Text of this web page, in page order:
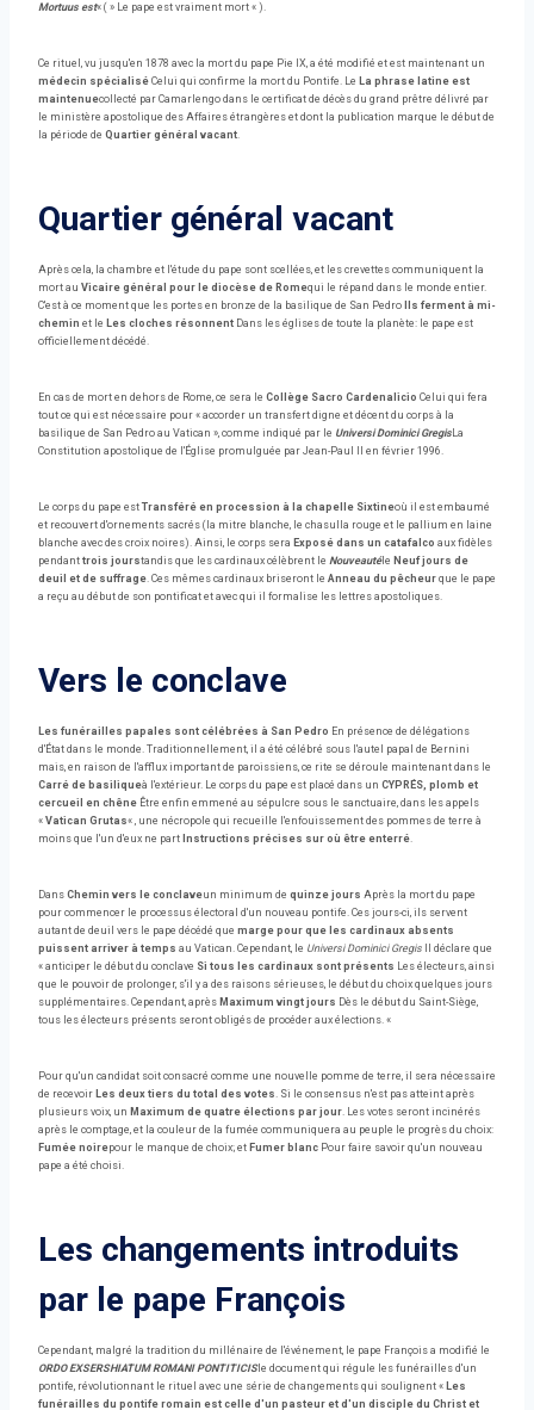
Mortuus est« ( » Le pape est vraiment mort « ).
Ce rituel, vu jusqu'en 1878 avec la mort du pape Pie IX, a été modifié et est maintenant un
médecin spécialisé Celui qui confirme la mort du Pontife. Le La phrase latine est
maintenuecollecté par Camarlengo dans le certificat de décès du grand prêtre délivré par
le ministère apostolique des Affaires étrangères et dont la publication marque le début de
la période de Quartier général vacant.
Quartier général vacant
Après cela, la chambre et l'étude du pape sont scellées, et les crevettes communiquent la
mort au Vicaire général pour le diocèse de Romequi le répand dans le monde entier.
C'est à ce moment que les portes en bronze de la basilique de San Pedro
Ils ferment à mi-
chemin et le Les cloches résonnent Dans les églises de toute la planète: le pape est
officiellement décédé.
En cas de mort en dehors de Rome, ce sera le Collège Sacro Cardenalicio Celui qui fera
tout ce qui est nécessaire pour « accorder un transfert digne et décent du corps à la
basilique de San Pedro au Vatican », comme indiqué par le Universi Dominici GregisLa
Constitution apostolique de l'Église promulguée par Jean-Paul II en février 1996.
Le corps du pape estTransféré en procession à la chapelle Sixtineoù il est embaumé
et recouvert d'ornements sacrés (la mitre blanche, le chasulla rouge et le pallium en laine
blanche avec des croix noires). Ainsi, le corps sera Exposé dans un catafalco aux fidèles
pendant trois jourstandis que les cardinaux célèbrent le Nouveautéle Neuf jours de
deuil et de suffrage. Ces mêmes cardinaux briseront le Anneau du pêcheur que le pape
a reçu au début de son pontificat et avec qui il formalise les lettres apostoliques.
Vers le conclave
Les funérailles papales sont célébrées à San Pedro En présence de délégations
d'État dans le monde. Traditionnellement, il a été célébré sous l'autel papal de Bernini
mais, en raison de l'afflux important de paroissiens, ce rite se déroule maintenant dans le
Carré de basiliqueà l'extérieur. Le corps du pape est placé dans un CYPRÉS, plomb et
cercueil en chêne Être enfin emmené au sépulcre sous le sanctuaire, dans les appels
« Vatican Grutas« , une nécropole qui recueille l'enfouissement des pommes de terre à
moins que l'un d'eux ne part Instructions précises sur où être enterré.
Dans Chemin vers le conclaveun minimum de quinze jours Après la mort du pape
pour commencer le processus électoral d'un nouveau pontife. Ces jours-ci, ils servent
autant de deuil vers le pape décédé que marge pour que les cardinaux absents
puissent arriver à temps au Vatican. Cependant, le Universi Dominici Gregis Il déclare que
« anticiper le début du conclave Si tous les cardinaux sont présents Les électeurs, ainsi
que le pouvoir de prolonger, s'il y a des raisons sérieuses, le début du choix quelques jours
supplémentaires. Cependant, après Maximum vingt jours Dès le début du Saint-Siège,
tous les électeurs présents seront obligés de procéder aux élections. «
Pour qu'un candidat soit consacré comme une nouvelle pomme de terre, il sera nécessaire
de recevoir Les deux tiers du total des votes. Si le consensus n'est pas atteint après
plusieurs voix, un Maximum de quatre élections par jour. Les votes seront incinérés
après le comptage, et la couleur de la fumée communiquera au peuple le progrès du choix:
Fumée noirepour le manque de choix; et Fumer blanc Pour faire savoir qu'un nouveau
pape a été choisi.
Les changements introduits
par le pape François
Cependant, malgré la tradition du millénaire de l'événement, le pape François a modifié le
ORDO EXSERSHIATUM ROMANI PONTITICISle document qui régule les funérailles d'un
pontife, révolutionnant le rituel avec une série de changements qui soulignent « Les
funérailles du pontife romain est celle d'un pasteur et d'un disciple du Christ et